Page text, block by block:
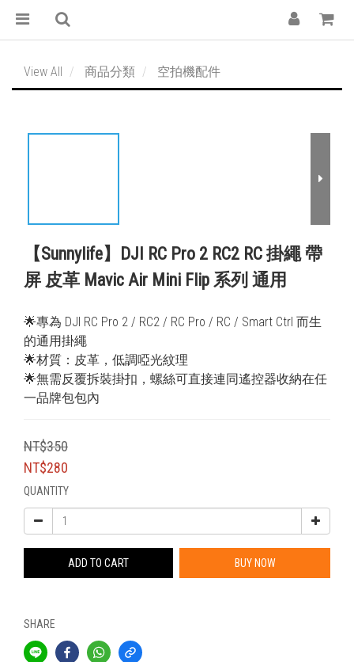
View All 商品分類 空拍機配件
【Sunnylife】DJI RC Pro 2 RC2 RC 掛繩 帶
屏 皮革 Mavic Air Mini Flip 系列 通用
🌟專為 DJI RC Pro 2 / RC2 / RC Pro / RC / Smart Ctrl 而生
的通用掛繩
🌟材質：皮革，低調啞光紋理
🌟無需反覆拆裝掛扣，螺絲可直接連同遙控器收納在任
一品牌包包內
NT$350
NT$280
QUANTITY
ADD TO CART BUY NOW
SHARE